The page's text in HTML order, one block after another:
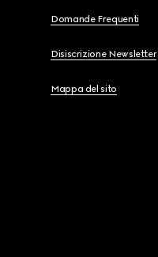
Domande Frequenti
Disiscrizione Newsletter
Mappa del sito